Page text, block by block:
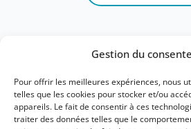
Gestion du
Pour offrir les meilleures expériences, nous
telles que les cookies pour stocker et/ou
appareils. Le fait de consentir à ces
traiter des données telles que le